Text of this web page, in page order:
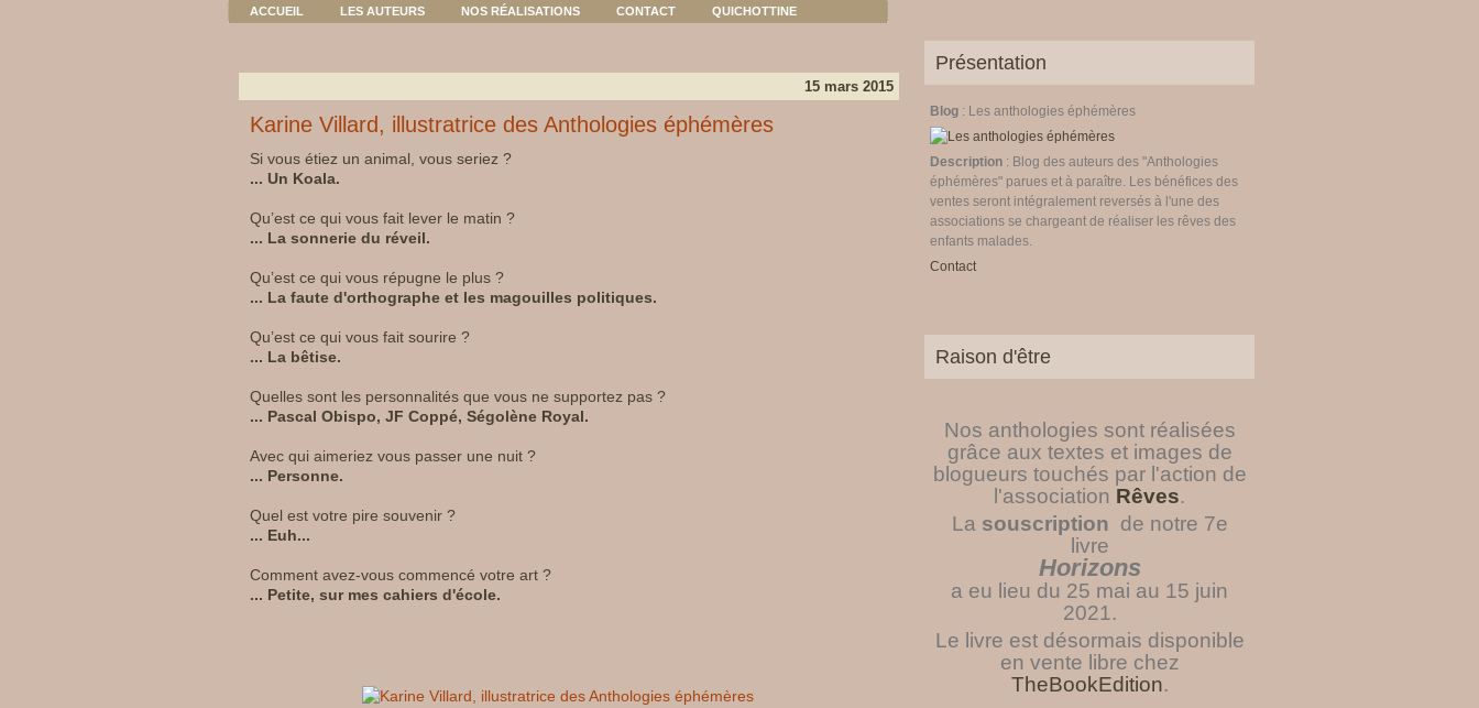
ACCUEIL LES AUTEURS NOS RÉALISATIONS CONTACT QUICHOTTINE
15 mars 2015
Karine Villard, illustratrice des Anthologies éphémères
Si vous étiez un animal, vous seriez ?
... Un Koala.
Qu’est ce qui vous fait lever le matin ?
... La sonnerie du réveil.
Qu’est ce qui vous répugne le plus ?
... La faute d'orthographe et les magouilles politiques.
Qu’est ce qui vous fait sourire ?
... La bêtise.
Quelles sont les personnalités que vous ne supportez pas ?
... Pascal Obispo, JF Coppé, Ségolène Royal.
Avec qui aimeriez vous passer une nuit ?
... Personne.
Quel est votre pire souvenir ?
... Euh...
Comment avez-vous commencé votre art ?
... Petite, sur mes cahiers d'école.
Présentation
Blog : Les anthologies éphémères
Description : Blog des auteurs des "Anthologies
éphémères" parues et à paraître. Les bénéfices des
ventes seront intégralement reversés à l'une des
associations se chargeant de réaliser les rêves des
enfants malades.
Contact
Raison d'être
Nos anthologies sont réalisées
grâce aux textes et images de
blogueurs touchés par l'action de
l'association Rêves.
La souscription de notre 7e
livre
Horizons
a eu lieu du 25 mai au 15 juin
2021.
Le livre est désormais disponible
en vente libre chez
TheBookEdition.